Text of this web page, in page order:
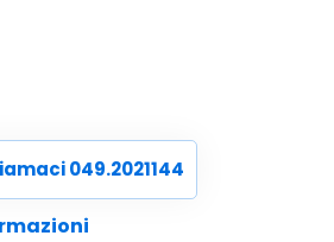
049.2021144